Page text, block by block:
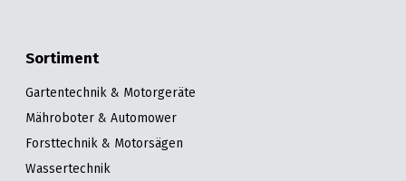
Sortiment
Gartentechnik & Motorgeräte
Mähroboter & Automower
Forsttechnik & Motorsägen
Wassertechnik